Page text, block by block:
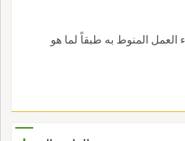
العمل المنوط به طبقاً لما هو